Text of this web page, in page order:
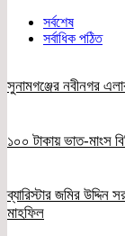
সর্বশেষ
সর্বাধিক পঠিত
সুনামগঞ্জের নবীনগর
১০০ টাকায় ভাত-মাংস
ব্যারিস্টার জমির
মাহফিল